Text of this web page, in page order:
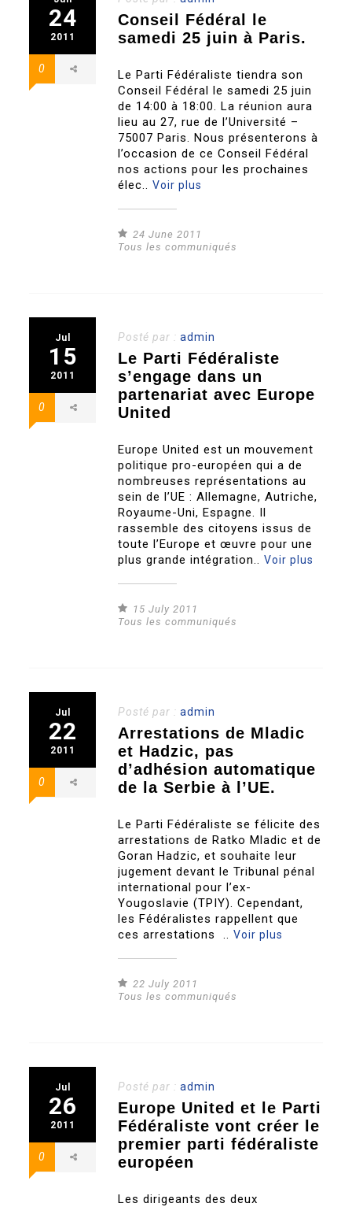
24
2011
0
Conseil Fédéral le
samedi 25 juin à Paris.
Le Parti Fédéraliste tiendra son
Conseil Fédéral le samedi 25 juin
de 14:00 à 18:00. La réunion aura
lieu au 27, rue de l’Université –
75007 Paris. Nous présenterons à
l’occasion de ce Conseil Fédéral
nos actions pour les prochaines
élec..Voir plus
24 June 2011
Tous les communiqués
Jul
15
2011
0
Posté par :admin
Le Parti Fédéraliste
s’engage dans un
partenariat avec Europe
United
Europe United est un mouvement
politique pro-européen qui a de
nombreuses représentations au
sein de l’UE : Allemagne, Autriche,
Royaume-Uni, Espagne. Il
rassemble des citoyens issus de
toute l’Europe et œuvre pour une
plus grande intégration..Voir plus
15 July 2011
Tous les communiqués
Jul
22
2011
0
Posté par :admin
Arrestations de Mladic
et Hadzic, pas
d’adhésion automatique
de la Serbie à l’UE.
Le Parti Fédéraliste se félicite des
arrestations de Ratko Mladic et de
Goran Hadzic, et souhaite leur
jugement devant le Tribunal pénal
international pour l’ex-
Yougoslavie (TPIY). Cependant,
les Fédéralistes rappellent que
ces arrestations ..Voir plus
22 July 2011
Tous les communiqués
Jul
26
2011
0
Posté par :admin
Europe United et le Parti
Fédéraliste vont créer le
premier parti fédéraliste
européen
Les dirigeants des deux